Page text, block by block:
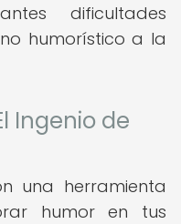
dificultades
humorístico a la
Ingenio de
una herramienta
humor en tus